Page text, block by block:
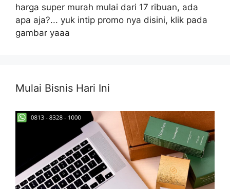
harga super murah mulai dari 17 ribuan, ada
apa aja?... yuk intip promo nya disini, klik pada
gambar yaaa
Mulai Bisnis Hari Ini